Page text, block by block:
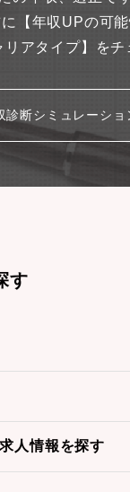
【年収UPの可能
リアタイプ】をチ
診断シミュレーショ
す
人情報を探す